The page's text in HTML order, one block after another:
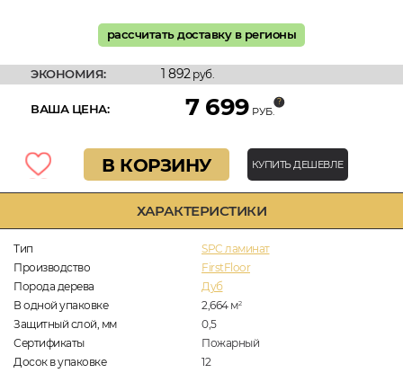
ХАРАКТЕРИСТИКИ
Тип
SPC ламинат
Производство
FirstFloor
Порода дерева
Дуб
В одной упаковке
2,664 м2
Защитный слой, мм
0,5
Сертификаты
Пожарный
Досок в упаковке
12
рассчитать доставку в регионы
ЭКОНОМИЯ: 1 892руб.
ВАША ЦЕНА: 7 699 РУБ.
В КОРЗИНУ КУПИТЬ ДЕШЕВЛЕ